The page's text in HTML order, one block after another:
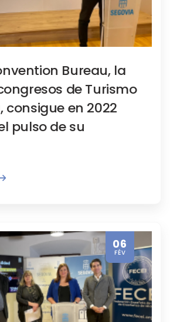
Bureau, la
de Turismo
consigue en 2022
pulso de su
06
FÉV